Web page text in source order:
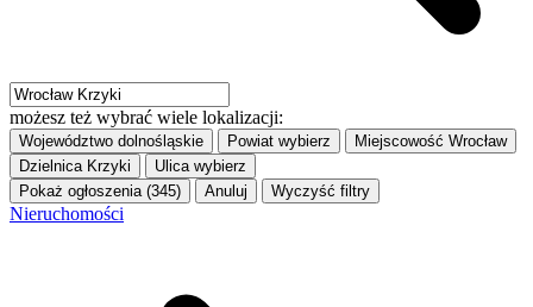
możesz też wybrać wiele lokalizacji:
Województwo dolnośląskie Powiat wybierz Miejscowość Wrocław
Dzielnica Krzyki Ulica wybierz
Pokaż ogłoszenia (345)
Anuluj Wyczyść filtry
Nieruchomości